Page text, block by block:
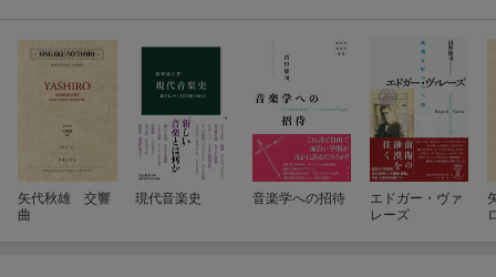
矢代秋雄 交響
曲
現代音楽史 音楽学への招待
エドガー・ヴァ
レーズ